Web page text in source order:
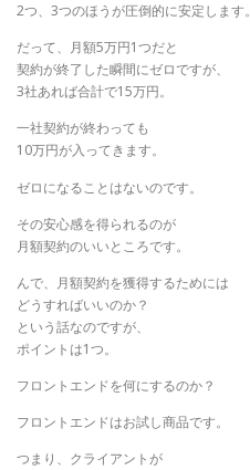
2つ、3つのほうが圧倒的に安定します。
だって、月額5万円1つだと
契約が終了した瞬間にゼロですが、
3社あれば合計で15万円。
一社契約が終わっても
10万円が入ってきます。
ゼロになることはないのです。
その安心感を得られるのが
月額契約のいいところです。
んで、月額契約を獲得するためには
どうすればいいのか？
という話なのですが、
ポイントは1つ。
フロントエンドを何にするのか？
フロントエンドはお試し商品です。
つまり、クライアントが